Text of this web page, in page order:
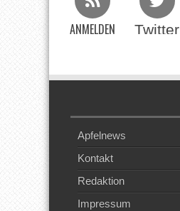
ANMELDEN Twitter
Apfelnews
Kontakt
Redaktion
Impressum